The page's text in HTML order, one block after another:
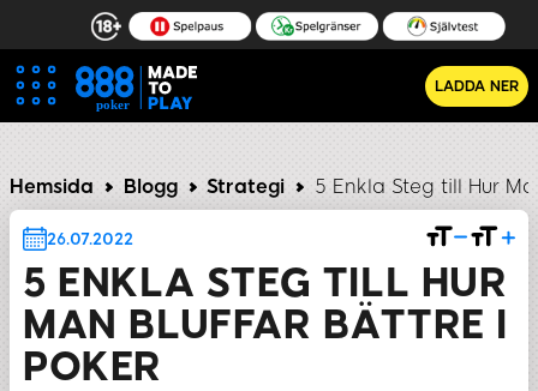
LADDA NER
Hemsida Blogg Strategi 5 Enkla Steg till Hur
5 ENKLA STEG TILL HUR
MAN BLUFFAR BÄTTRE I
POKER
26.07.2022
Steg 3: Vem Gynnar Bordet? Steg 4: Är Bluffen